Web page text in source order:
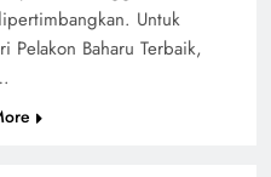
Untuk
Pelakon Baharu Terbaik,